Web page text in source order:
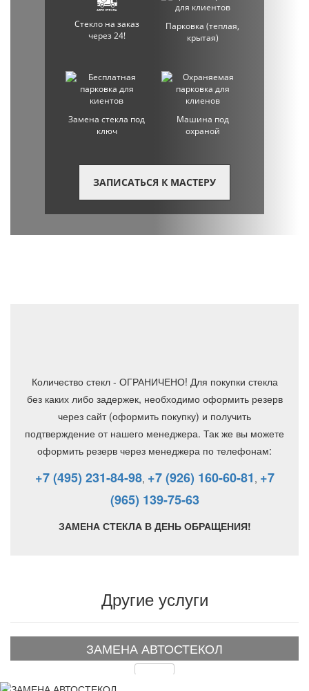
Стекло на заказ
через 24!
Парковка (теплая,
крытая)
Замена стекла под
ключ
Машина под
охраной
ЗАПИСАТЬСЯ К МАСТЕРУ
Количество стекл - ОГРАНИЧЕНО! Для покупки стекла
без каких либо задержек, необходимо оформить резерв
через сайт (оформить покупку) и получить
подтверждение от нашего менеджера. Так же вы можете
оформить резерв через менеджера по телефонам:
+7 (495) 231-84-98, +7 (926) 160-60-81 , +7
(965) 139-75-63
ЗАМЕНА СТЕКЛА В ДЕНЬ ОБРАЩЕНИЯ!
Другие услуги
ЗАМЕНА АВТОСТЕКОЛ